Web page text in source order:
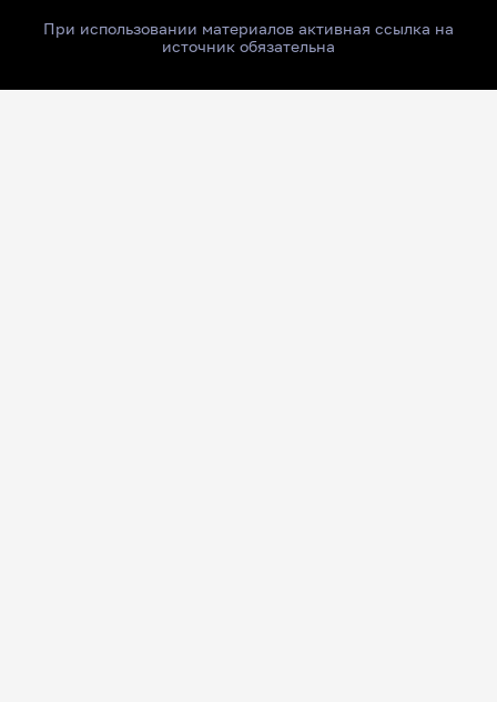
При использовании материалов активная ссылка на
источник обязательна